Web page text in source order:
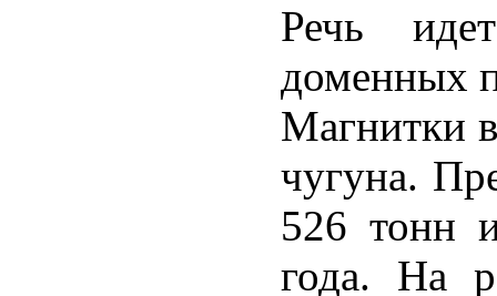
Речь
доменных
Магнитки
чугуна.
526 тонн
года. На